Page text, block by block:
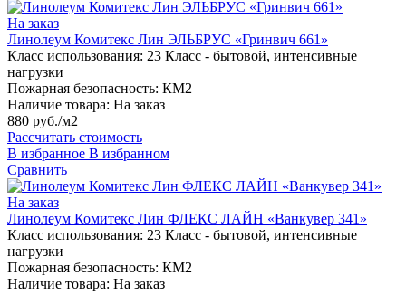
На заказ
Линолеум Комитекс Лин ЭЛЬБРУС «Гринвич 661»
Класс использования: 23 Класс - бытовой, интенсивные
нагрузки
Пожарная безопасность: КМ2
Наличие товара: На заказ
880 руб./м2
Рассчитать стоимость
В избранное В избранном
Сравнить
На заказ
Линолеум Комитекс Лин ФЛЕКС ЛАЙН «Ванкувер 341»
Класс использования: 23 Класс - бытовой, интенсивные
нагрузки
Пожарная безопасность: КМ2
Наличие товара: На заказ